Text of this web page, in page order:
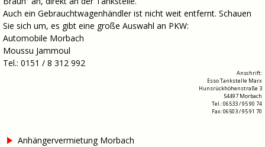
Auch ein Gebrauchtwagenhändler ist nicht weit entfernt. Schauen
Sie sich um, es gibt eine große Auswahl an PKW:
Automobile Morbach
Moussu Jammoul
Tel.: 0151 / 8 312 992
Anschrift:
Esso Tankstelle Marx
Hunsrückhöhenstraße 3
54497 Morbach
Tel.: 06533 / 95 90 74
Fax: 06503 / 95 91 70
Anhängervermietung Morbach